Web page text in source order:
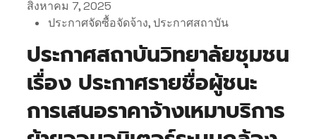
สิงหาคม 7, 2025
ประกาศจัดซื้อจัดจ้าง, ประกาศสถาบัน
ประกาศสถาบันวิทยาลัยชุมชน
เรื่อง ประกาศรายชื่อผู้ชนะ
การเสนอราคาจ้างเหมาบริการ